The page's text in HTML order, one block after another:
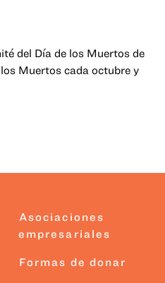
del Día de los Muertos de
Muertos cada octubre y
Asociaciones
empresariales
Formas de donar